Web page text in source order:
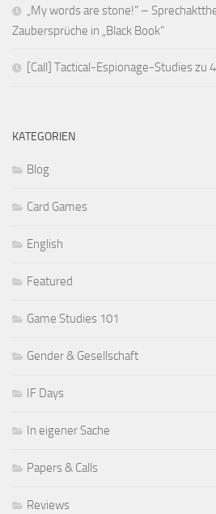
„My words are stone!“ –
Zaubersprüche in „Black Book“
[Call] Tactical-Espionage-Studies zu
KATEGORIEN
Blog
Card Games
English
Featured
Game Studies 101
Gender & Gesellschaft
IF Days
In eigener Sache
Papers & Calls
Reviews